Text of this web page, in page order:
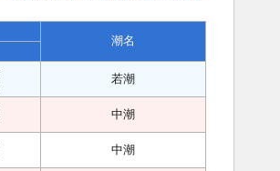
潮名
若潮
中潮
中潮